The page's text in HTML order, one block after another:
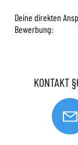
Deine direkten
Bewerbung:
KONTAKT